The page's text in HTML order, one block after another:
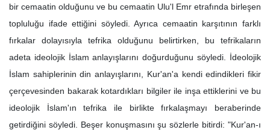
bir cemaatin olduğunu ve bu cemaatin Ulu'l Emr etrafında birleşen
topluluğu ifade ettiğini söyledi. Ayrıca cemaatin karşıtının farklı
fırkalar dolayısıyla tefrika olduğunu belirtirken, bu tefrikaların
adeta ideolojik İslam anlayışlarını doğurduğunu söyledi. İdeolojik
İslam sahiplerinin din anlayışlarını, Kur'an'a kendi edindikleri fikir
çerçevesinden bakarak kotardıkları bilgiler ile inşa ettiklerini ve bu
ideolojik İslam'ın tefrika ile birlikte fırkalaşmayı beraberinde
getirdiğini söyledi. Beşer konuşmasını şu sözlerle bitirdi: "Kur'an-ı